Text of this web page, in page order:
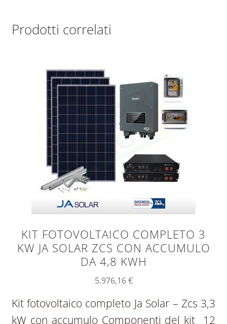
Prodotti correlati
KIT FOTOVOLTAICO COMPLETO 3
KW JA SOLAR ZCS CON ACCUMULO
DA 4,8 KWH
5.976,16€
Kit fotovoltaico completo Ja Solar – Zcs 3,3
kW con accumulo Componenti del kit 12